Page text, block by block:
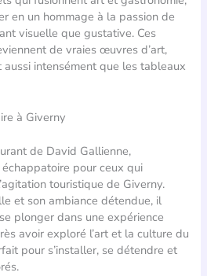
en un hommage à la passion de
visuelle que gustative. Ces
de vraies œuvres d’art,
intensément que les tableaux
à Giverny
de David Gallienne,
pour ceux qui
touristique de Giverny.
et son ambiance détendue, il
plonger dans une expérience
avoir exploré l’art et la culture du
pour s’installer, se détendre et